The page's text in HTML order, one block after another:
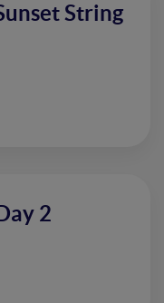
String
2